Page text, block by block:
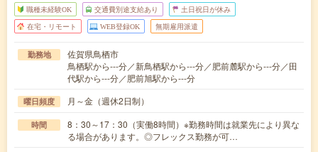
職種未経験OK 交通費別途支給あり 土日祝日が休み
在宅・リモート WEB登録OK 無期雇用派遣
勤務地
佐賀県鳥栖市
鳥栖駅から---分／新鳥栖駅から---分／肥前麓駅から---分／田
代駅から---分／肥前旭駅から---分
曜日頻度 月～金（週休2日制）
時間
8：30～17：30（実働8時間）※勤務時間は就業先により異な
る場合があります。◎フレックス勤務が可…